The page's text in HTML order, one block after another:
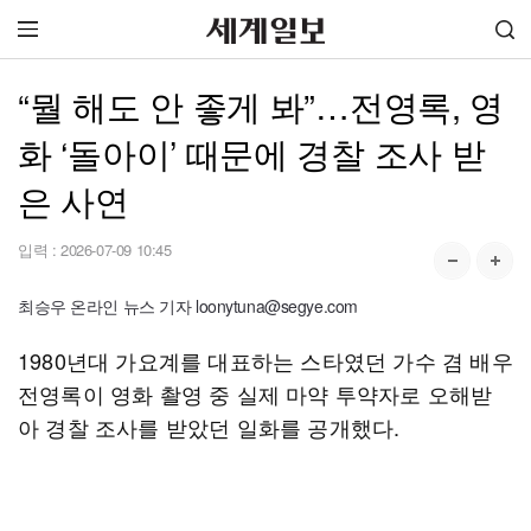
“뭘 해도 안 좋게 봐”…전영록, 영
화 ‘돌아이’ 때문에 경찰 조사 받
은 사연
입력 : 2026-07-09 10:45
최승우 온라인 뉴스 기자 loonytuna@segye.com
1980년대 가요계를 대표하는 스타였던 가수 겸 배우
전영록이 영화 촬영 중 실제 마약 투약자로 오해받
아 경찰 조사를 받았던 일화를 공개했다.